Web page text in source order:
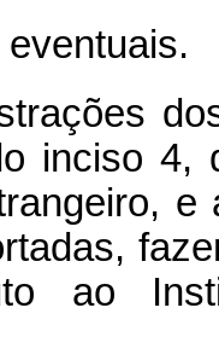
inciso 4,
ao